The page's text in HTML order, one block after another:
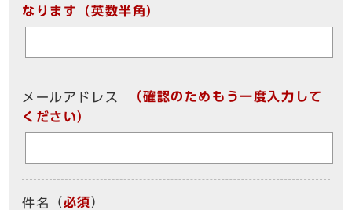
なります（英数半角）
メールアドレス
（確認のためもう一度入力して
ください）
件名 （必須）